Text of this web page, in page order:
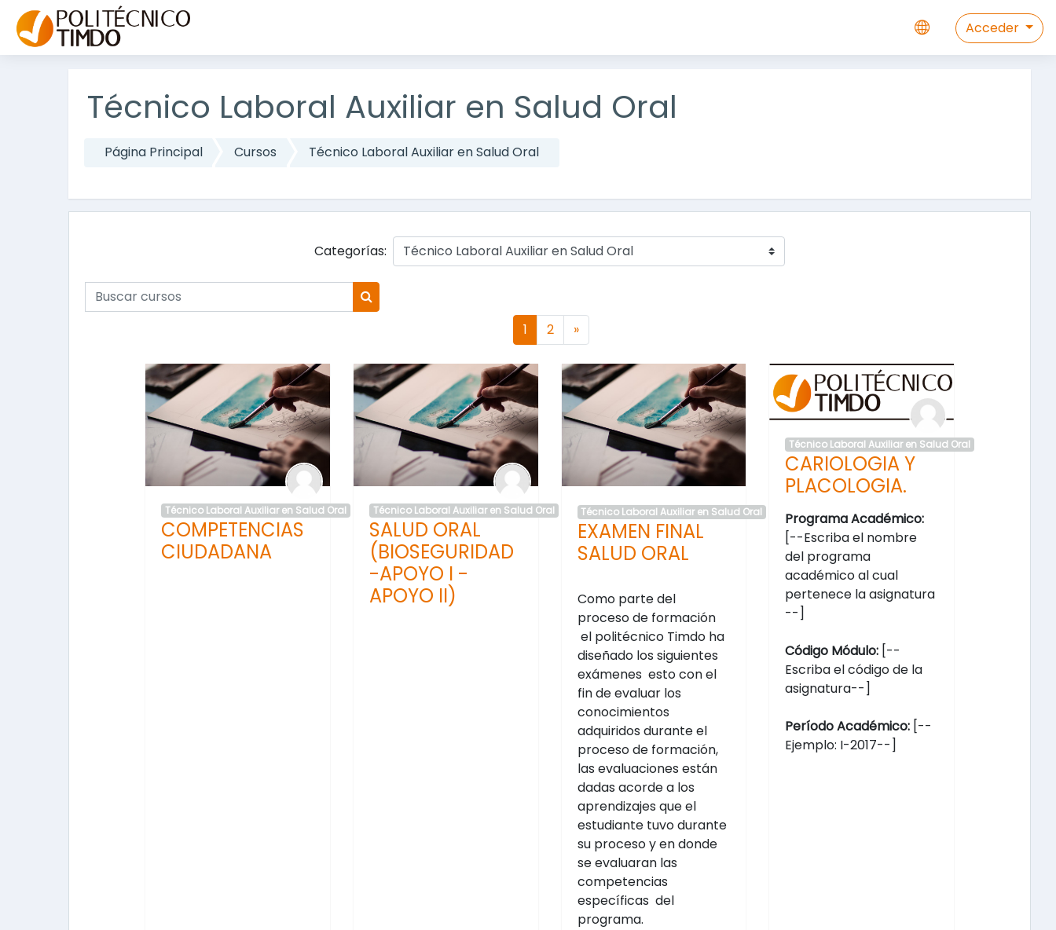
Acceder
Salta al contenido principal
Técnico Laboral Auxiliar en Salud Oral
Página Principal Cursos Técnico Laboral Auxiliar en Salud Oral
Categorías:
Buscar cursos
Buscar cursos
1(actual)
2 »Siguiente página
Técnico Laboral Auxiliar en Salud Oral
COMPETENCIAS
CIUDADANA
Técnico Laboral Auxiliar en Salud Oral
SALUD ORAL
(BIOSEGURIDAD
-APOYO I -
APOYO II)
Técnico Laboral Auxiliar en Salud Oral
EXAMEN FINAL
SALUD ORAL
Como parte del
proceso de formación
el politécnico Timdo ha
diseñado los siguientes
exámenes esto con el
fin de evaluar los
conocimientos
adquiridos durante el
proceso de formación,
las evaluaciones están
dadas acorde a los
aprendizajes que el
estudiante tuvo durante
su proceso y en donde
se evaluaran las
competencias
específicas del
programa.
Técnico Laboral Auxiliar en Salud Oral
CARIOLOGIA Y
PLACOLOGIA.
Programa Académico:
[--Escriba el nombre
del programa
académico al cual
pertenece la asignatura
--]
Código Módulo: [--
Escriba el código de la
asignatura--]
Período Académico: [--
Ejemplo: I-2017--]